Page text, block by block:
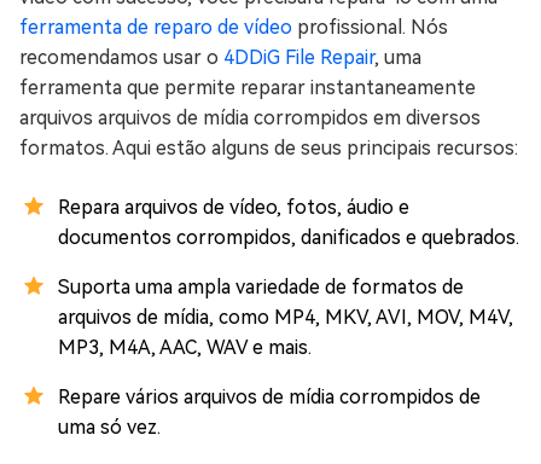
ferramenta de reparo de vídeo profissional. Nós
recomendamos usar o 4DDiG File Repair, uma
ferramenta que permite reparar instantaneamente
arquivos arquivos de mídia corrompidos em diversos
formatos. Aqui estão alguns de seus principais recursos:
Repara arquivos de vídeo, fotos, áudio e
documentos corrompidos, danificados e quebrados.
Suporta uma ampla variedade de formatos de
arquivos de mídia, como MP4, MKV, AVI, MOV, M4V,
MP3, M4A, AAC, WAV e mais.
Repare vários arquivos de mídia corrompidos de
uma só vez.